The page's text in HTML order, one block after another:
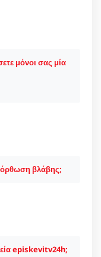
μόνοι σας μία
βλάβης;
episkevitv24h;